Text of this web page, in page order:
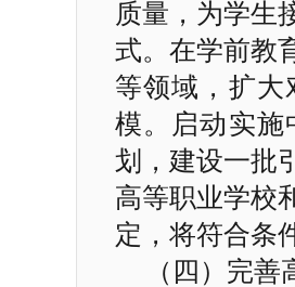
质量，为学生
式。在学前教
等领域，扩大
模。启动实施
划，建设一批
高等职业学校
定，将符合条
（四）完